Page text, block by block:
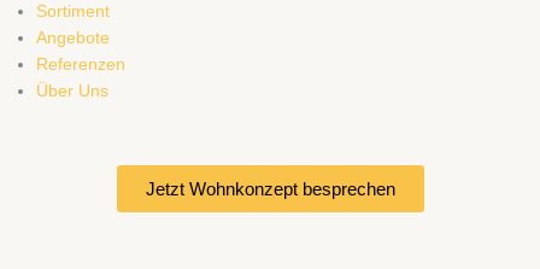
Sortiment
Angebote
Referenzen
Über Uns
Jetzt Wohnkonzept besprechen